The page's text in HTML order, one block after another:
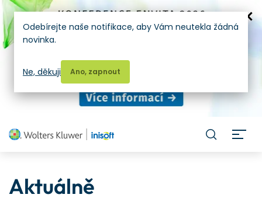
Aktuálně
Odebírejte naše notifikace, aby Vám neutekla žádná
novinka.
Ano, zapnout
Ne, děkuji